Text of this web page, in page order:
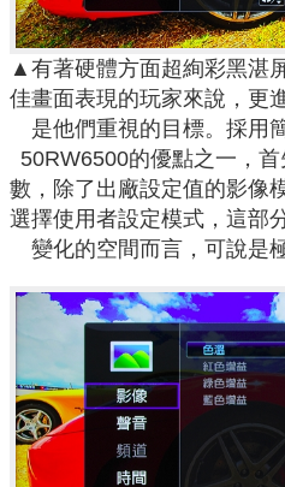
▲有著硬體方面超絢彩黑湛
佳畫面表現的玩家來說，更
是他們重視的目標。採用
50RW6500的優點之一，
數，除了出廠設定值的影像
選擇使用者設定模式，這部
變化的空間而言，可說是